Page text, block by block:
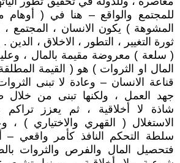
للمجتمع والواقع – هنا في ( أوهام
المشوهة ) يكون الانسان ، المجتمع ،
ثورة التغيير ، التطور ، الاخلاق ،
( سلعة ) معروضة مقيمة بالمال ،
المال او الثروات ) هو ( القيمة
قناعة الانسان – وعادة لا تبنى
جهد العمل ، ولكنها تبنى من خلال
شاذة لا أخلاقية ، ثم يعزز
الاستغلال ( القهري والاختياري )
سلطة التحكم النافذ كأمر واقعي –
فتحصيل المال والفرص والثروات